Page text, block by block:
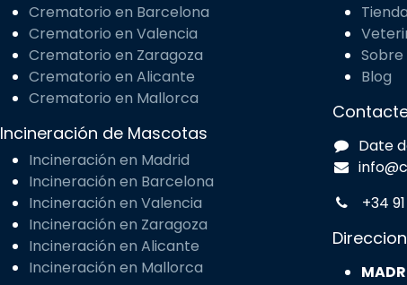
Crematorio en Barcelona
Crematorio en Valencia
Crematorio en Zaragoza
Crematorio en Alicante
Crematorio en Mallorca
Incineración de Mascotas
Incineración en Madrid
Incineración en Barcelona
Incineración en Valencia
Incineración en Zaragoza
Incineración en Alicante
Incineración en Mallorca
Tienda
Blog
Date
+34